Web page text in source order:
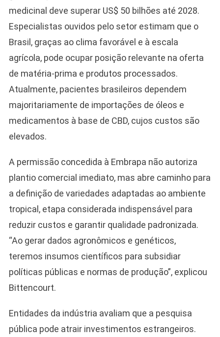
medicinal deve superar US$ 50 bilhões até 2028.
Especialistas ouvidos pelo setor estimam que o
Brasil, graças ao clima favorável e à escala
agrícola, pode ocupar posição relevante na oferta
de matéria-prima e produtos processados.
Atualmente, pacientes brasileiros dependem
majoritariamente de importações de óleos e
medicamentos à base de CBD, cujos custos são
elevados.
A permissão concedida à Embrapa não autoriza
plantio comercial imediato, mas abre caminho para
a definição de variedades adaptadas ao ambiente
tropical, etapa considerada indispensável para
reduzir custos e garantir qualidade padronizada.
“Ao gerar dados agronômicos e genéticos,
teremos insumos científicos para subsidiar
políticas públicas e normas de produção”, explicou
Bittencourt.
Entidades da indústria avaliam que a pesquisa
pública pode atrair investimentos estrangeiros.